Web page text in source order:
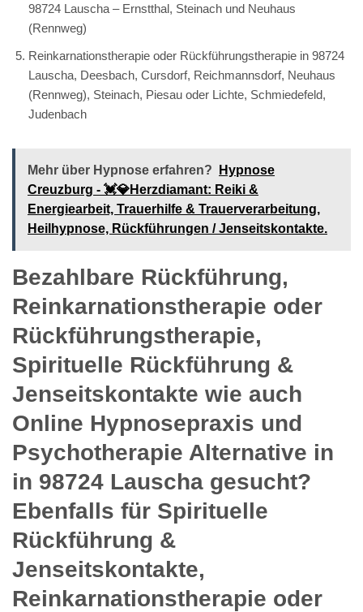
98724 Lauscha – Ernstthal, Steinach und Neuhaus
(Rennweg)
Reinkarnationstherapie oder Rückführungstherapie in 98724
Lauscha, Deesbach, Cursdorf, Reichmannsdorf, Neuhaus
(Rennweg), Steinach, Piesau oder Lichte, Schmiedefeld,
Judenbach
Mehr über Hypnose erfahren?
Hypnose
Creuzburg - 💓️💎Herzdiamant: Reiki &
Energiearbeit, Trauerhilfe & Trauerverarbeitung,
Heilhypnose, Rückführungen / Jenseitskontakte.
Bezahlbare Rückführung,
Reinkarnationstherapie oder
Rückführungstherapie,
Spirituelle Rückführung &
Jenseitskontakte wie auch
Online Hypnosepraxis und
Psychotherapie Alternative in
in 98724 Lauscha gesucht?
Ebenfalls für Spirituelle
Rückführung &
Jenseitskontakte,
Reinkarnationstherapie oder